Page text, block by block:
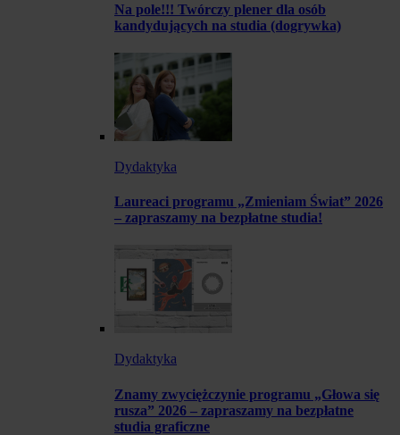
Na pole!!! Twórczy plener dla osób
kandydujących na studia (dogrywka)
Dydaktyka
Laureaci programu „Zmieniam Świat” 2026
– zapraszamy na bezpłatne studia!
Dydaktyka
Znamy zwyciężczynie programu „Głowa się
rusza” 2026 – zapraszamy na bezpłatne
studia graficzne